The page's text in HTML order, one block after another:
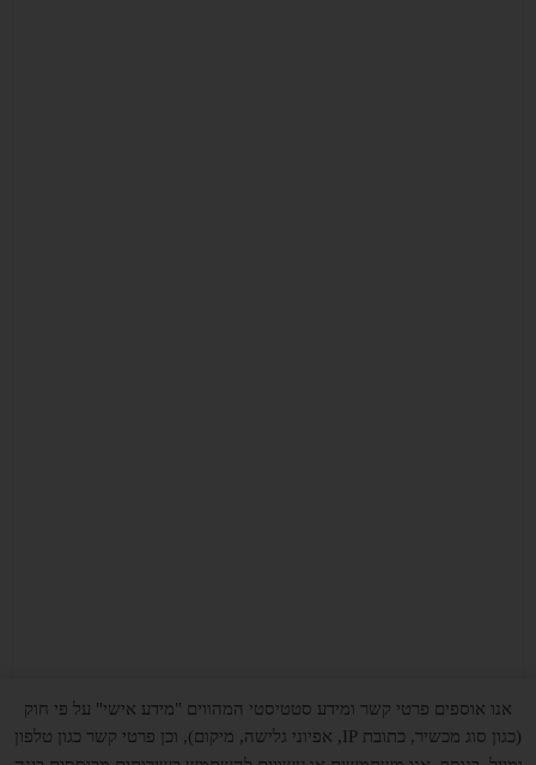
אנו אוספים פרטי קשר ומידע סטטיסטי המהווים "מידע אישי" על פי חוק
(כגון סוג מכשיר, כתובת IP, אפיוני גלישה, מיקום), וכן פרטי קשר כגון טלפון